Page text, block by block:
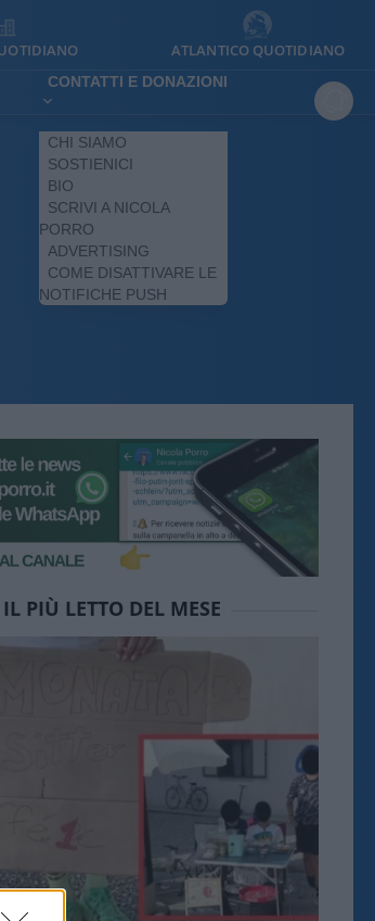
ATLANTICO QUOTIDIANO
CONTATTI E DONAZIONI
CHI SIAMO
SOSTIENICI
BIO
SCRIVI A NICOLA
PORRO
ADVERTISING
COME DISATTIVARE LE
NOTIFICHE PUSH
IL PIÙ LETTO DEL MESE